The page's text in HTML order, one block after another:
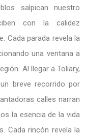
salpican nuestro
con la calidez
Cada parada revela la
una ventana a
Al llegar a Toliary,
breve recorrido por
calles narran
la esencia de la vida
Cada rincón revela la